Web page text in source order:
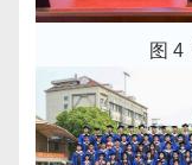
图 4